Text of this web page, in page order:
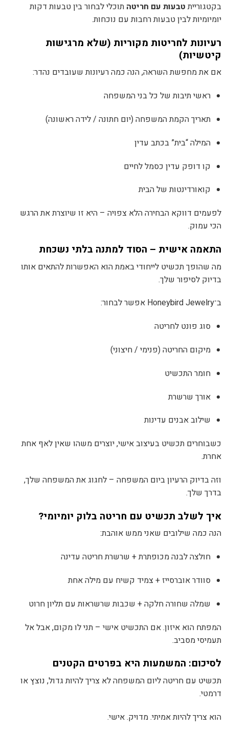
בקטגורייתטבעות עם חריטה תוכלי לבחור בין טבעות דקות
יומיומיות לבין טבעות רחבות עם נוכחות.
רעיונות לחריטות מקוריות (שלא מרגישות
קיטשיות)
אם את מחפשת השראה, הנה כמה רעיונות שעובדים נהדר:
ראשי תיבות של כל בני המשפחה
תאריך הקמת המשפחה (יום חתונה / לידה ראשונה)
המילה “בית” בכתב עדין
קו דופק עדין כסמל לחיים
קואורדינטות של הבית
לפעמים דווקא הבחירה הלא צפויה – היא זו שיוצרת את הרגש
הכי עמוק.
התאמה אישית – הסוד למתנה בלתי נשכחת
מה שהופך תכשיט לייחודי באמת הוא האפשרות להתאים אותו
בדיוק לסיפור שלך.
ב־Honeybird Jewelry אפשר לבחור:
סוג פונט לחריטה
מיקום החריטה (פנימי / חיצוני)
חומר התכשיט
אורך שרשרת
שילוב אבנים עדינות
כשבוחרים תכשיט בעיצוב אישי, יוצרים משהו שאין לאף אחת
אחרת.
וזה בדיוק הרעיון ביום המשפחה – לחגוג את המשפחה שלך,
בדרך שלך.
איך לשלב תכשיט עם חריטה בלוק יומיומי?
הנה כמה שילובים שאני ממש אוהבת:
חולצה לבנה מכופתרת + שרשרת חריטה עדינה
סוודר אוברסייז + צמיד קשיח עם מילה אחת
שמלה שחורה חלקה + שכבות שרשראות עם תליון חרוט
המפתח הוא איזון. אם התכשיט אישי – תני לו מקום, אבל אל
תעמיסי מסביב.
לסיכום: המשמעות היא בפרטים הקטנים
תכשיט עם חריטה ליום המשפחה לא צריך להיות גדול, נוצץ או
דרמטי.
הוא צריך להיות אמיתי. מדויק. אישי.